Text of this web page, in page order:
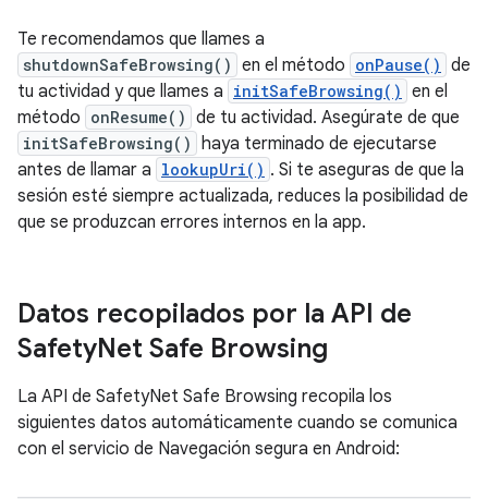
Te recomendamos que llames a
shutdownSafeBrowsing() en el método onPause() de
tu actividad y que llames a initSafeBrowsing() en el
método onResume() de tu actividad. Asegúrate de que
initSafeBrowsing() haya terminado de ejecutarse
antes de llamar a lookupUri() . Si te aseguras de que la
sesión esté siempre actualizada, reduces la posibilidad de
que se produzcan errores internos en la app.
Datos recopilados por la API de
SafetyNet Safe Browsing
La API de SafetyNet Safe Browsing recopila los
siguientes datos automáticamente cuando se comunica
con el servicio de Navegación segura en Android: